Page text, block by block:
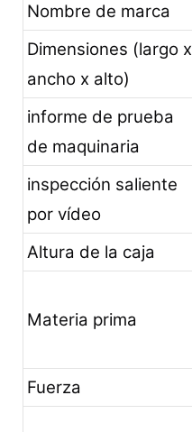
Nombre de marca
Dimensiones (largo x
ancho x alto)
informe de prueba
de maquinaria
inspección saliente
por vídeo
Altura de la caja
Materia prima
Fuerza